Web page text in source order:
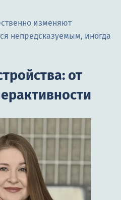
изменяют
непредсказуемым, иногда
от